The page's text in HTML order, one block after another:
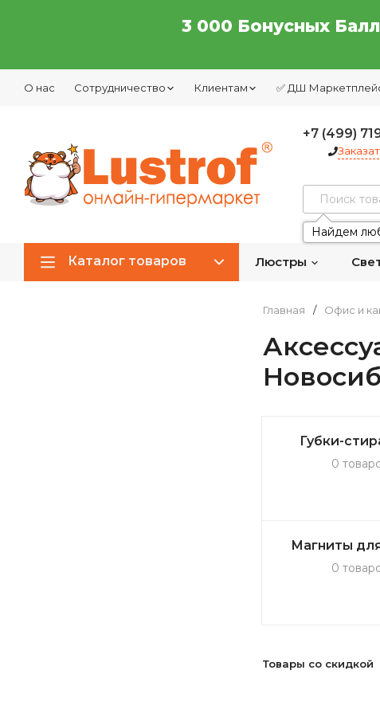
3 000 Бонусных
О нас Сотрудничество Клиентам ✅ ДШ
+7 (499)
Найдем
Каталог товаров Люстры
Главная / Офис и
Губки-
0
Магниты
0
Товары со скидкой